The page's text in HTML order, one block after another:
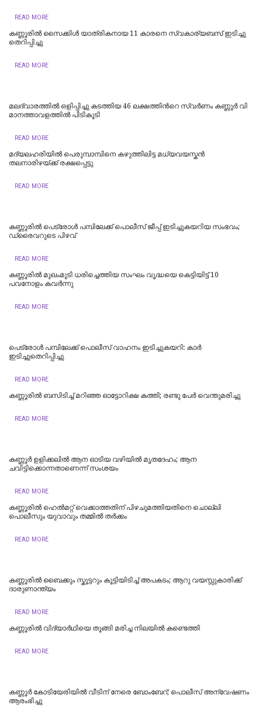
READ MORE
കണ്ണൂരിൽ സൈക്കിൾ യാത്രികനായ 11 കാരനെ സ്വകാര്യബസ് ഇടിച്ചു
തെറിപ്പിച്ചു
READ MORE
മലദ്വാരത്തിൽ ഒളിപ്പിച്ചു കടത്തിയ 46 ല​ക്ഷ​ത്തി​ന്‍റെ സ്വ​ർ​ണം ക​ണ്ണൂ​ർ വി​
മാ​ന​ത്താ​വ​ള​ത്തി​ൽ പി​ടി​കൂ​ടി
READ MORE
മദ്യലഹരിയിൽ പെരുമ്പാമ്പിനെ കഴുത്തിലിട്ട മധ്യവയസ്കൻ
തലനാരിഴയ്ക്ക് രക്ഷപ്പെട്ടു
READ MORE
കണ്ണൂരിൽ പെട്രോൾ പമ്പിലേക്ക് പൊലീസ് ജീപ്പ് ഇടിച്ചുകയറിയ സംഭവം;
ഡ്രൈവറുടെ പിഴവ്
READ MORE
കണ്ണൂരിൽ മുഖംമൂടി ധരിച്ചെത്തിയ സംഘം വൃദ്ധയെ കെട്ടിയിട്ട് 10
പവനോളം കവർന്നു
READ MORE
പെട്രോള്‍ പമ്പിലേക്ക് പൊലീസ് വാഹനം ഇടിച്ചുകയറി: കാര്‍
ഇടിച്ചുതെറിപ്പിച്ചു
READ MORE
കണ്ണൂരില്‍ ബസിടിച്ച് മറിഞ്ഞ ഓട്ടോറിക്ഷ കത്തി; രണ്ടു പേര്‍ വെന്തുമരിച്ചു
READ MORE
കണ്ണൂർ ഉളിക്കലിൽ ആന ഓടിയ വഴിയിൽ മൃതദേഹം; ആന
ചവിട്ടിക്കൊന്നതാണെന്ന് സംശയം
READ MORE
കണ്ണൂരില്‍ ഹെല്‍മറ്റ് വെക്കാത്തതിന് പിഴചുമത്തിയതിനെ ചൊല്ലി
പൊലീസും യുവാവും തമ്മില്‍ തര്‍ക്കം
READ MORE
കണ്ണൂരില്‍ ബൈക്കും സ്കൂട്ടറും കൂട്ടിയിടിച്ച് അപകടം; ആറു വയസ്സുകാരിക്ക്
ദാരുണാന്ത്യം
READ MORE
കണ്ണൂരില്‍ വിദ്യാര്‍ഥിയെ തൂങ്ങി മരിച്ച നിലയില്‍ കണ്ടെത്തി
READ MORE
കണ്ണൂർ കോടിയേരിയിൽ വീടിന് നേരെ ബോംബേറ്; പൊലീസ് അന്വേഷണം
ആരംഭിച്ചു